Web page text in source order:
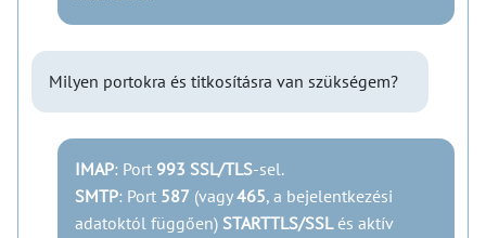
Milyen portokra és titkosításra van szükségem?
IMAP: Port 993 SSL/TLS-sel.
SMTP: Port 587 (vagy465, a bejelentkezési
adatoktól függően) STARTTLS/SSLés aktív